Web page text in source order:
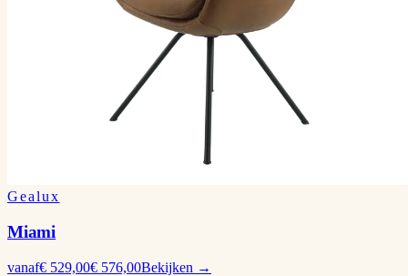
Gealux
Miami
vanaf€ 529,00€ 576,00Bekijken →